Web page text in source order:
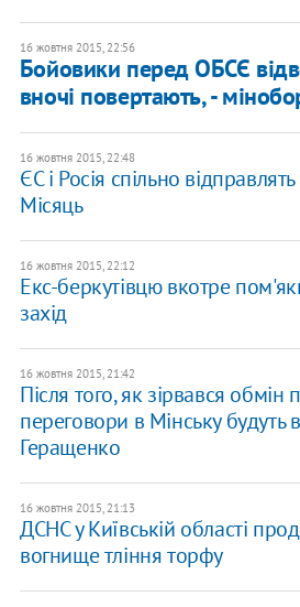
16 жовтня 2015, 22:56
Бойовики перед ОБСЄ
вночі повертають, -
16 жовтня 2015, 22:48
ЄС і Росія спільно
Місяць
16 жовтня 2015, 22:12
Екс-беркутівцю вкотре
захід
16 жовтня 2015, 21:42
Після того, як зірвався
переговори в Мінську будуть
Геращенко
16 жовтня 2015, 21:13
ДСНС у Київській області
вогнище тління торфу